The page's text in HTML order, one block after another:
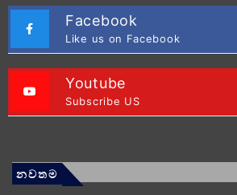
Facebook
Like us on Facebook
Youtube
Subscribe US
නවතම